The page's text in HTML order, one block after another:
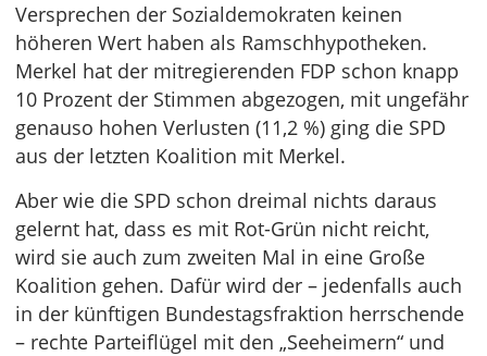
Versprechen der Sozialdemokraten keinen
höheren Wert haben als Ramschhypotheken.
Merkel hat der mitregierenden FDP schon knapp
10 Prozent der Stimmen abgezogen, mit ungefähr
genauso hohen Verlusten (11,2 %) ging die SPD
aus der letzten Koalition mit Merkel.
Aber wie die SPD schon dreimal nichts daraus
gelernt hat, dass es mit Rot-Grün nicht reicht,
wird sie auch zum zweiten Mal in eine Große
Koalition gehen. Dafür wird der – jedenfalls auch
in der künftigen Bundestagsfraktion herrschende
– rechte Parteiflügel mit den „Seeheimern“ und